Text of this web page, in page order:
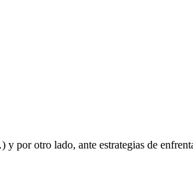
por otro lado, ante estrategias de